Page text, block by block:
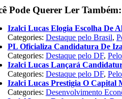
Pode Querer Ler Também:
Izalci Lucas Elogia Escolha De
Categories: Destaque pelo Brasil,
PL Oficializa Candidatura De
Categories: Destaque pelo DF,
Izalci Lucas Lançará
Categories: Destaque pelo DF,
Izalci Lucas Prestigia O Capital
Categories: Desenvolvimento